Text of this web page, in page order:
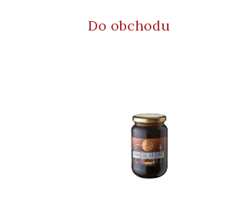
Do obchodu